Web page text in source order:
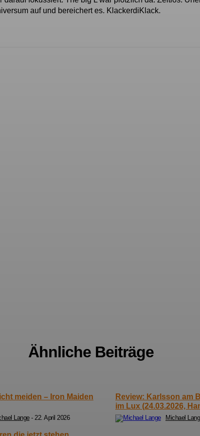
auf und bereichert es. KlackerdiKlack.
Ähnliche Beiträge
meiden – Iron Maiden
Lange - 22. April 2026
Review: Karlsson am
im Lux (24.03.2026,
Michael